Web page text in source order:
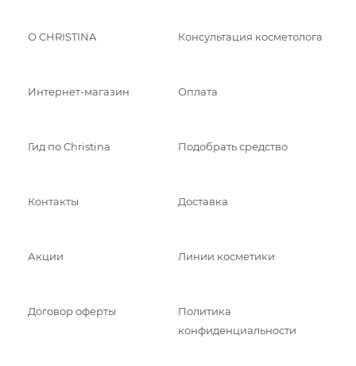
О CHRISTINA Консультация косметолога
Интернет-магазин Оплата
Гид по Christina Подобрать средство
Контакты Доставка
Акции Линии косметики
Договор оферты
Политика
конфиденциальности